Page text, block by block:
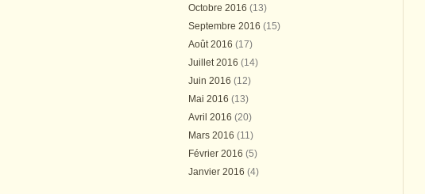
Octobre 2016 (13)
Septembre 2016 (15)
Août 2016 (17)
Juillet 2016 (14)
Juin 2016 (12)
Mai 2016 (13)
Avril 2016 (20)
Mars 2016 (11)
Février 2016 (5)
Janvier 2016 (4)